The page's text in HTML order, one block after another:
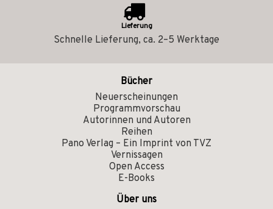
Lieferung
Schnelle Lieferung, ca. 2–5 Werktage
Bücher
Neuerscheinungen
Programmvorschau
Autorinnen und Autoren
Reihen
Pano Verlag – Ein Imprint von TVZ
Vernissagen
Open Access
E-Books
Über uns